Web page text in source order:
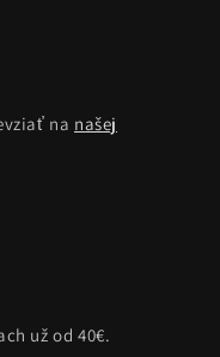
na našej
už od 40€.